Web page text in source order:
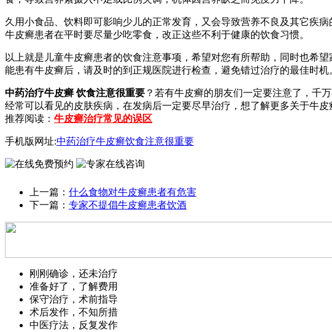
久用小食品、饮料即可影响少儿的正常发育，又会导致营养不良及其它疾
牛皮癣患者在平时要尽量少吃零食，改正这些不利于健康的饮食习惯。
以上就是儿童牛皮癣患者的饮食注意事项，希望对您有所帮助，同时也希
能患有牛皮癣后，请及时的到正规医院进行检查，避免错过治疗的最佳时机
中药治疗牛皮癣 饮食注意很重要 ？若有牛皮癣的朋友们一定要注意了，千
经常可以看见的皮肤疾病，在发病后一定要尽早治疗，想了解更多关于牛皮
推荐阅读： 牛皮癣治疗常见的误区
手机版网址:中药治疗牛皮癣饮食注意很重要
上一篇： 什么食物对牛皮癣患者有危害
下一篇： 专家不提倡牛皮癣患者饮酒
刚刚确诊，还未治疗
准备好了，了解费用
保守治疗，术前指导
术后发作，不知所措
中医疗法，反复发作